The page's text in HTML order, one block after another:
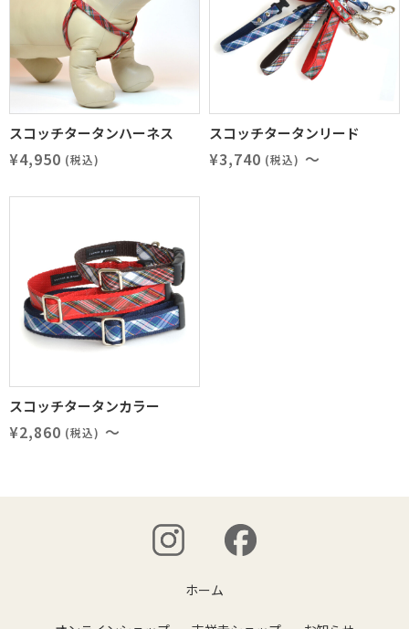
スコッチタータンハーネス
¥4,950 (税込)
スコッチタータンリード
¥3,740 (税込) ～
スコッチタータンカラー
¥2,860 (税込) ～
ホーム